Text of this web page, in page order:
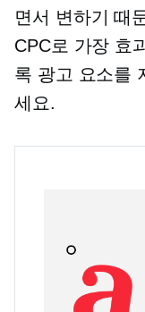
면서 변하기 때
CPC로 가장 효
록 광고 요소를
세요.